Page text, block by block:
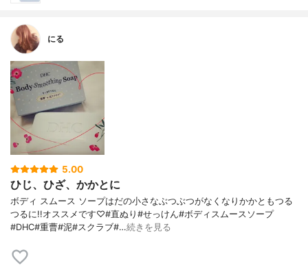
にる
5.00
ひじ、ひざ、かかとに
ボディ スムース ソープはだの小さなぶつぶつがなくなりかかともつる
つるに!!オススメです♡#直ぬり#せっけん#ボディスムースソープ
#DHC#重曹#泥#スクラブ#…続きを見る